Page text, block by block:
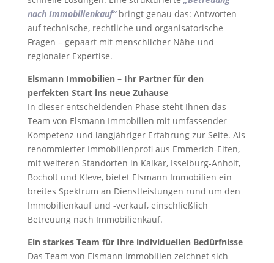
nach Immobilienkauf“bringt genau das: Antworten
auf technische, rechtliche und organisatorische
Fragen – gepaart mit menschlicher Nähe und
regionaler Expertise.
Elsmann Immobilien – Ihr Partner für den
perfekten Start ins neue Zuhause
In dieser entscheidenden Phase steht Ihnen das
Team von Elsmann Immobilien mit umfassender
Kompetenz und langjähriger Erfahrung zur Seite. Als
renommierter Immobilienprofi aus Emmerich-Elten,
mit weiteren Standorten in Kalkar, Isselburg-Anholt,
Bocholt und Kleve, bietet Elsmann Immobilien ein
breites Spektrum an Dienstleistungen rund um den
Immobilienkauf und -verkauf, einschließlich
Betreuung nach Immobilienkauf.
Ein starkes Team für Ihre individuellen Bedürfnisse
Das Team von Elsmann Immobilien zeichnet sich